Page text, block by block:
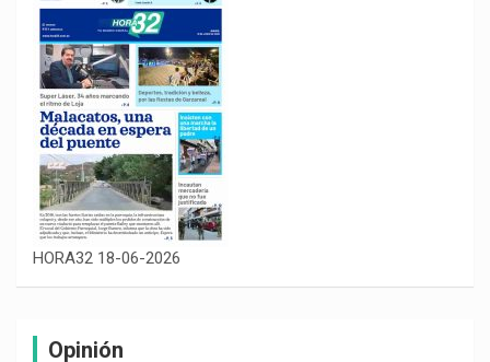
HORA32 18-06-2026
Opinión